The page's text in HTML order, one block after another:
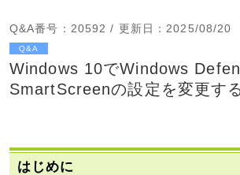
Q&A番号 ：20592 / 更新日 ：2025/08/20
Q&A
Windows 10でWindows
SmartScreenの設定を変更す
はじめに